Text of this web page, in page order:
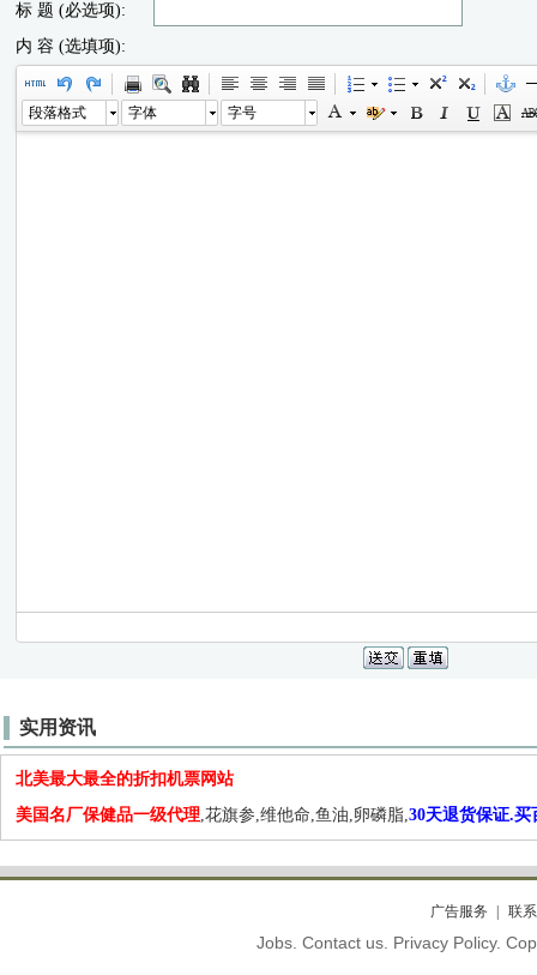
标 题 (必选项):
内 容 (选填项):
段落格式 字体 字号
实用资讯
北美最大最全的折扣机票网站
美国名厂保健品一级代理,花旗参,维他命,鱼油,卵磷脂,30天退货保证.买
广告服务 联
Jobs. Contact us. Privacy Policy.